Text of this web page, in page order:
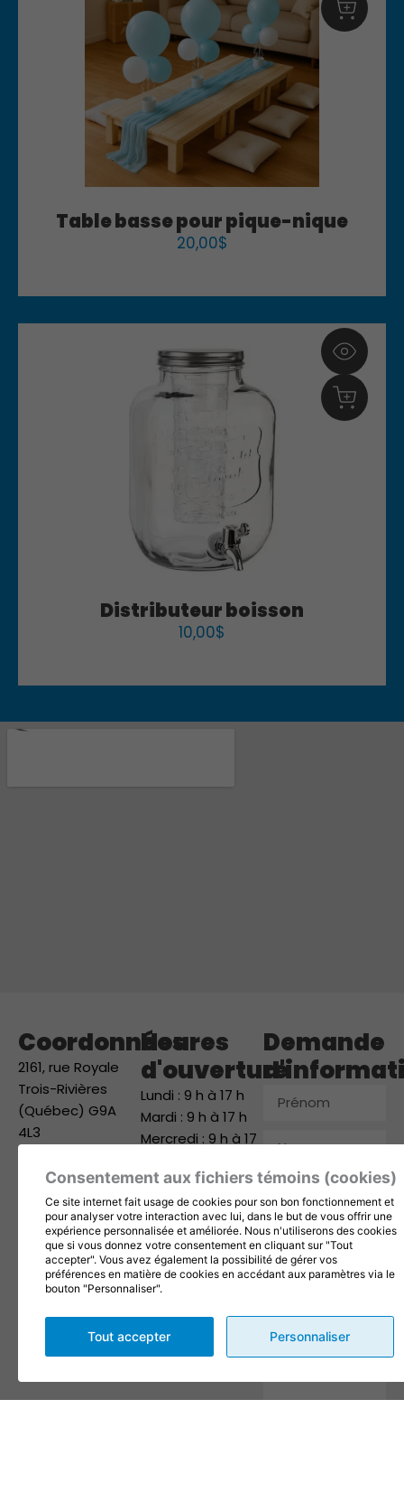
Table basse pour pique-nique
20,00$
Distributeur boisson
10,00$
Coordonnées
2161, rue Royale
Trois-Rivières
(Québec) G9A
4L3
info@1001fetes.ca
Suivez-nous
Heures
d'ouverture
Lundi : 9 h à 17 h
Mardi : 9 h à 17 h
Mercredi : 9 h à 17
Jeudi : 9 h à 17 h
Vendredi : 9 h à 17
h
Samedi : 9 h à 12 h
Dimanche : Fermé
Demande
Courriel
Téléphone
Entreprise
Message
Consentement aux fichiers témoins (cookies)
Ce site internet fait usage de cookies pour son bon fonctionnement et
pour analyser votre interaction avec lui, dans le but de vous offrir une
expérience personnalisée et améliorée. Nous n'utiliserons des cookies
que si vous donnez votre consentement en cliquant sur "Tout
accepter". Vous avez également la possibilité de gérer vos
préférences en matière de cookies en accédant aux paramètres via le
bouton "Personnaliser".
Tout accepter Personnaliser